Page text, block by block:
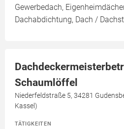
Gewerbedach,
Dachabdichtung, Dach /
Schaumlöffel
Niederfeldstraße 5, 34281
Kassel)
TÄTIGKEITEN